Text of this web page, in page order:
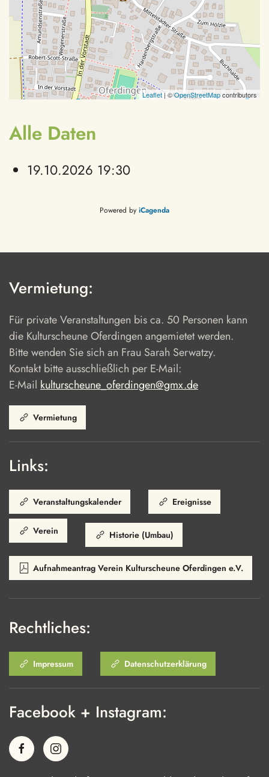
Leaflet| ©OpenStreetMapcontributors
Alle Daten
19.10.2026 19:30
Powered by iCagenda
Vermietung:
Für private Veranstaltungen bis ca. 50 Personen kann
die Kulturscheune Oferdingen angemietet werden.
Bitte wenden Sie sich an Frau Sarah Serwatzy.
Kontakt bitte ausschließlich per E-Mail:
E-Mail kulturscheune_oferdingen@gmx.de
Vermietung
Links:
Veranstaltungskalender Ereignisse
Verein Historie (Umbau)
Aufnahmeantrag Verein Kulturscheune Oferdingen e.V.
Rechtliches:
Impressum Datenschutzerklärung
Facebook + Instagram: